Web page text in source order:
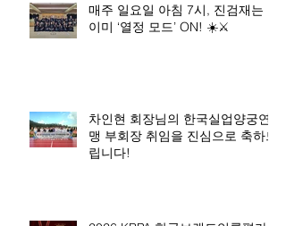
매주 일요일 아침 7시, 진검재는
이미 ‘열정 모드’ ON! ☀️⚔️
차인현 회장님의 한국실업양궁연
맹 부회장 취임을 진심으로 축하드
립니다!